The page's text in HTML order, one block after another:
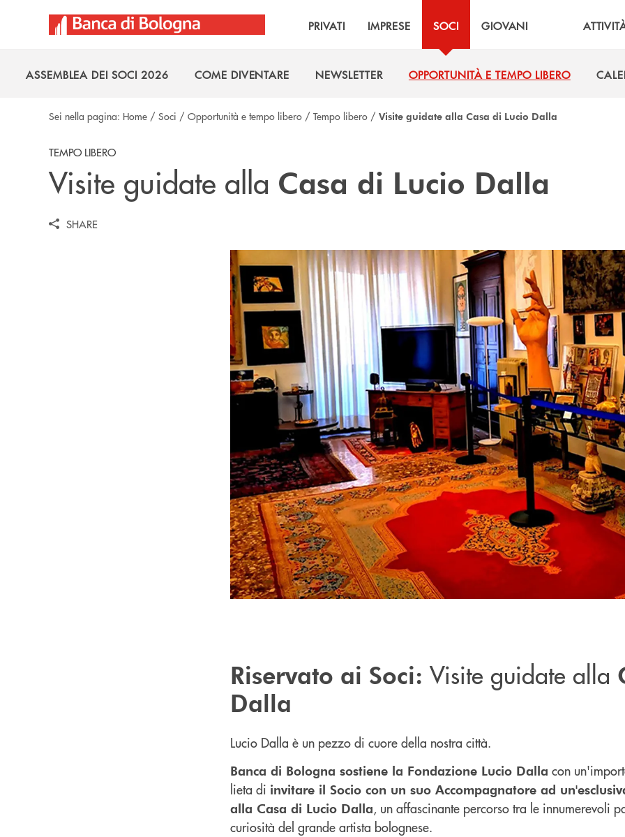
PRIVATI IMPRESE SOCI GIOVANI
ASSEMBLEA DEI SOCI 2026
COME DIVENTARE
NEWSLETTER
OPPORTUNITÀ E TEMPO LIBERO
Sei nella pagina: Home / Soci / Opportunità e tempo libero / Tempo libero / Visite guidate alla Casa di Lucio Dalla
TEMPO LIBERO
Visite guidate alla Casa di Lucio Dalla
SHARE
Riservato ai Soci: Visite guidate alla
Dalla
Lucio Dalla è un pezzo di cuore della nostra città.
Banca di Bologna sostiene la Fondazione Lucio Dalla con
lieta di invitare il Socio con un suo Accompagnatore ad
alla Casa di Lucio Dalla, un affascinante percorso tra le innumerevoli
curiosità del grande artista bolognese.